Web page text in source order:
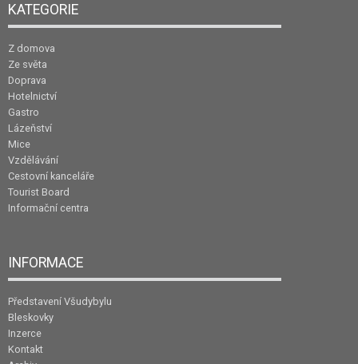
KATEGORIE
Z domova
Ze světa
Doprava
Hotelnictví
Gastro
Lázeňství
Mice
Vzdělávání
Cestovní kanceláře
Tourist Board
Informační centra
INFORMACE
Představení Všudybylu
Bleskovky
Inzerce
Kontakt